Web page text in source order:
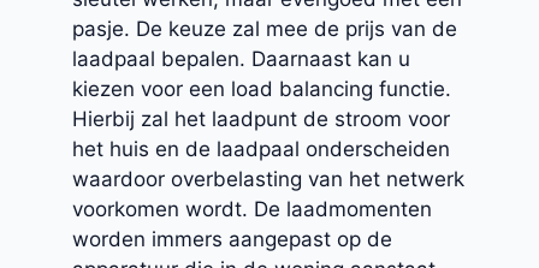
pasje. De keuze zal mee de prijs van de
laadpaal bepalen. Daarnaast kan u
kiezen voor een load balancing functie.
Hierbij zal het laadpunt de stroom voor
het huis en de laadpaal onderscheiden
waardoor overbelasting van het netwerk
voorkomen wordt. De laadmomenten
worden immers aangepast op de